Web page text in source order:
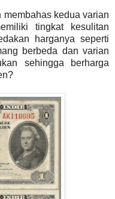
kedua varian
tingkat kesulitan
harganya seperti
berbeda dan varian
sehingga berharga